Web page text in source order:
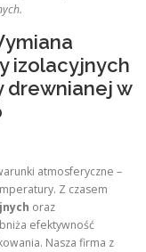
izolacyjnych
drewnianej w
atmosferyczne –
Z czasem
oraz
efektywność
Nasza firma z